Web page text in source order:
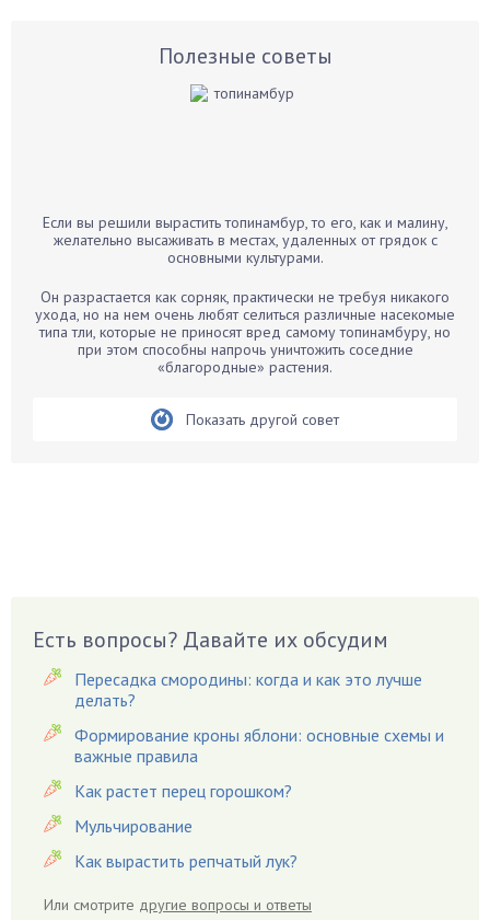
Бархатцы
Белые грибы
Бирючина
Бобовые
Вредители
Гардения
Гацания
Гвоздики
Георгины
Герань
Гиацинт
Гибискус
Гладиолусы
Полезные советы
Если вы решили вырастить топинамбур, то его, как и малину,
желательно высаживать в местах, удаленных от грядок с
основными культурами.
Он разрастается как сорняк, практически не требуя никакого
ухода, но на нем очень любят селиться различные насекомые
типа тли, которые не приносят вред самому топинамбуру, но
при этом способны напрочь уничтожить соседние
«благородные» растения.
Показать другой совет
Есть вопросы? Давайте их обсудим
Пересадка смородины: когда и как это лучше
делать?
Формирование кроны яблони: основные схемы и
важные правила
Как растет перец горошком?
Мульчирование
Как вырастить репчатый лук?
Или смотрите другие вопросы и ответы